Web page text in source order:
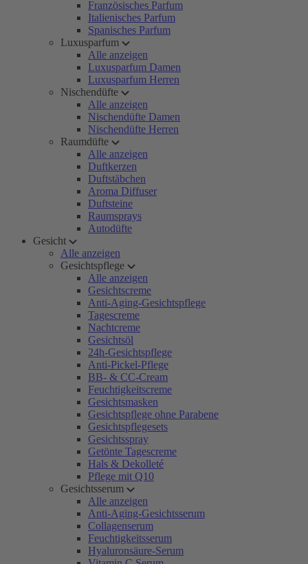
Französisches Parfum
Italienisches Parfum
Spanisches Parfum
Luxusparfum
Alle anzeigen
Luxusparfum Damen
Luxusparfum Herren
Nischendüfte
Alle anzeigen
Nischendüfte Damen
Nischendüfte Herren
Raumdüfte
Alle anzeigen
Duftkerzen
Duftstäbchen
Aroma Diffuser
Duftsteine
Raumsprays
Autodüfte
Gesicht
Alle anzeigen
Gesichtspflege
Alle anzeigen
Gesichtscreme
Anti-Aging-Gesichtspflege
Tagescreme
Nachtcreme
Gesichtsöl
24h-Gesichtspflege
Anti-Pickel-Pflege
BB- & CC-Cream
Feuchtigkeitscreme
Gesichtsmasken
Gesichtspflege ohne Parabene
Gesichtspflegesets
Gesichtsspray
Getönte Tagescreme
Hals & Dekolleté
Pflege mit Q10
Gesichtsserum
Alle anzeigen
Anti-Aging-Gesichtsserum
Collagenserum
Feuchtigkeitsserum
Hyaluronsäure-Serum